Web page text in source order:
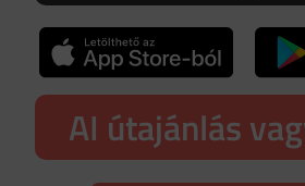
AI útajánlás